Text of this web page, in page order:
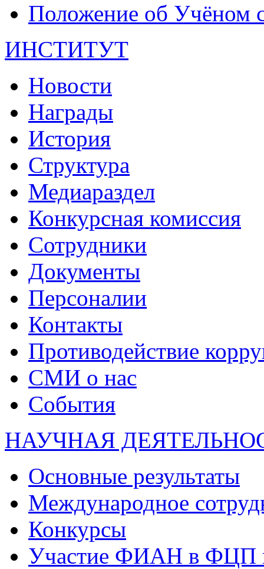
Положение об Учёном
ИНСТИТУТ
Новости
Награды
История
Структура
Медиараздел
Конкурсная комиссия
Сотрудники
Документы
Персоналии
Контакты
Противодействие
СМИ о нас
События
НАУЧНАЯ
Основные результаты
Международное
Конкурсы
Участие ФИАН в ФЦП